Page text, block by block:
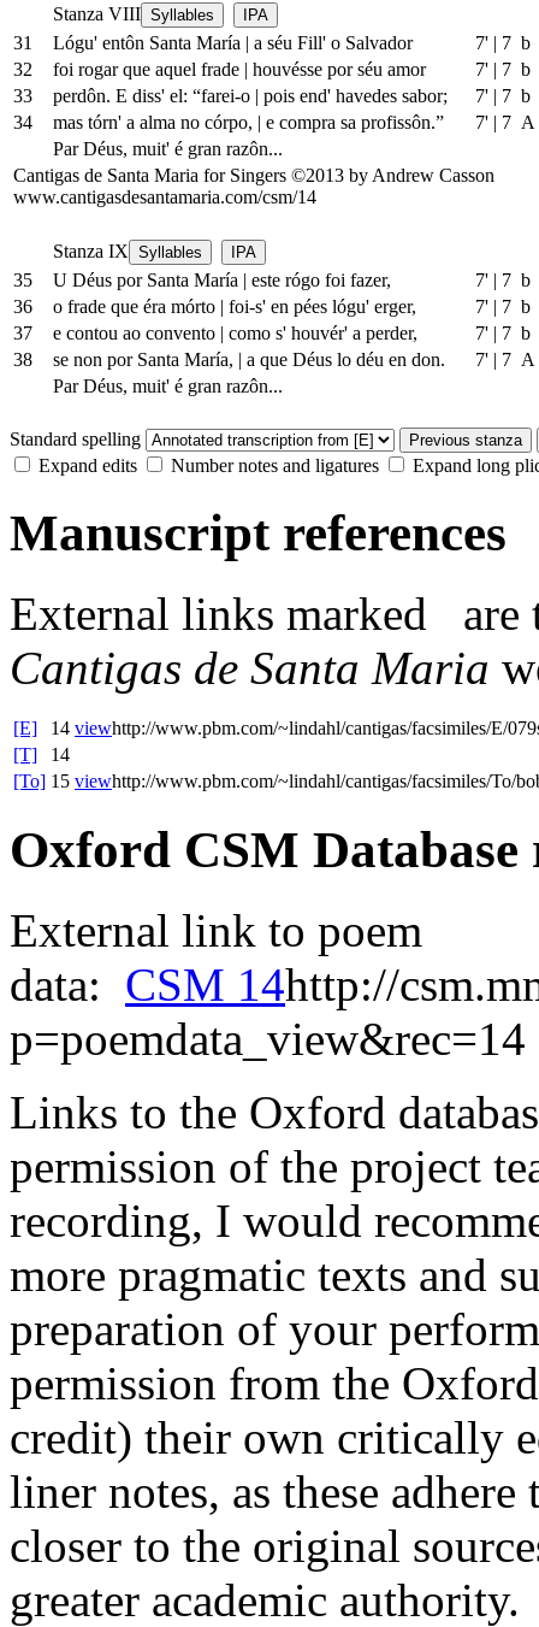
Stanza VIII Syllables IPA
31 Lógu' entôn Santa María | a séu Fill' o Salvador 7' | 7 b
32
foi rogar que aquel frade | houvésse por séu amor 7' | 7 b
33
perdôn. E diss' el: “farei-o | pois end' havedes sabor; 7' | 7 b
34
mas tórn' a alma no córpo, | e compra sa profissôn.” 7' | 7 A
Par Déus, muit' é gran razôn...
Cantigas de Santa Maria for Singers ©2013 by Andrew Casson
www.cantigasdesantamaria.com/csm/14
Stanza IX Syllables IPA
35 U Déus por Santa María | este rógo foi fazer, 7' | 7 b
36
o frade que éra mórto | foi-s' en pées lógu' erger, 7' | 7 b
37
e contou ao convento | como s' houvér' a perder, 7' | 7 b
38
se non por Santa María, | a que Déus lo déu en don. 7' | 7 A
Par Déus, muit' é gran razôn...
Standard spelling Previous stanza
Expand edits Number notes and ligatures Expand long
Manuscript references
External links marked
are
Cantigas de Santa Maria
[E] 14 viewhttp://www.pbm.com/~lindahl/cantigas/facsimiles/E/
[T]
14
[To] 15 viewhttp://www.pbm.com/~lindahl/cantigas/facsimiles/To/
Oxford CSM Database
External link to poem
data: CSM 14http://
p=poemdata_view&rec=14
Links to the Oxford
permission of the project
recording, I would
more pragmatic texts and
preparation of your
permission from the
credit) their own critically
liner notes, as these
closer to the original
greater academic authority.